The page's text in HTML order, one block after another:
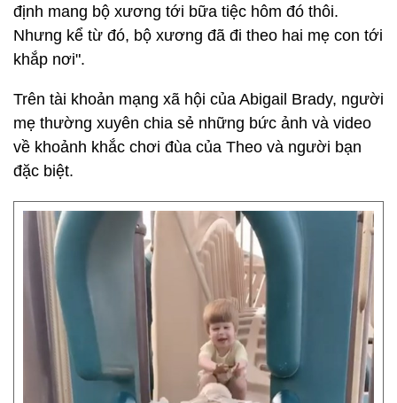
định mang bộ xương tới bữa tiệc hôm đó thôi.
Nhưng kể từ đó, bộ xương đã đi theo hai mẹ con tới
khắp nơi".
Trên tài khoản mạng xã hội của Abigail Brady, người
mẹ thường xuyên chia sẻ những bức ảnh và video
về khoảnh khắc chơi đùa của Theo và người bạn
đặc biệt.